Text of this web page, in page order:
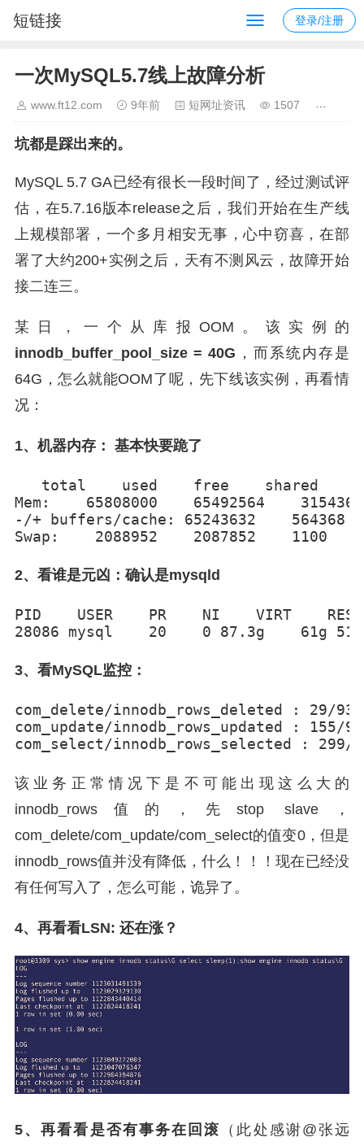
短链接 登录/注册
一次MySQL5.7线上故障分析
www.ft12.com 9年前 短网址资讯 1507
坑都是踩出来的。
MySQL 5.7 GA已经有很长一段时间了，经过测试评
估，在5.7.16版本release之后，我们开始在生产线
上规模部署，一个多月相安无事，心中窃喜，在部
署了大约200+实例之后，天有不测风云，故障开始
接二连三。
某日，一个从库报OOM。该实例的
innodb_buffer_pool_size = 40G ，而系统内存是
64G，怎么就能OOM了呢，先下线该实例，再看情
况：
1、机器内存： 基本快要跪了
total    used    free    shared
Mem:    65808000    65492564    315436
-/+ buffers/cache: 65243632    564368
Swap:    2088952    2087852    1100
2、看谁是元凶：确认是mysqld
PID    USER    PR    NI    VIRT    RES
28086 mysql    20    0 87.3g    61g
3、看MySQL监控：
com_delete/innodb_rows_deleted : 29/
com_update/innodb_rows_updated : 155/
com_select/innodb_rows_selected : 299/
该业务正常情况下是不可能出现这么大的
innodb_rows值的，先stop slave，
com_delete/com_update/com_select的值变0，但是
innodb_rows值并没有降低，什么！！！现在已经没
有任何写入了，怎么可能，诡异了。
4、再看看LSN: 还在涨？
5、再看看是否有事务在回滚
（此处感谢@张远